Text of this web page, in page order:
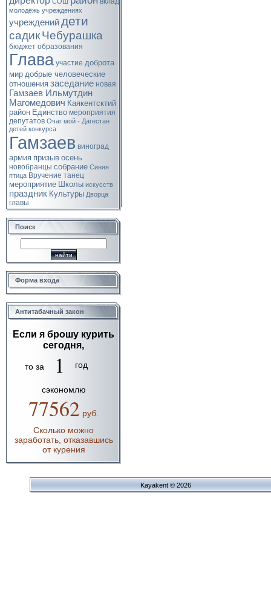
молодёжь учреждениях
учрежденийдети
садикЧебурашка
бюджет образования
Глава участие доброта
мир добрые человеческие
отношения заседание новая
Гамзаев Ильмутдин
Магомедович Каякентсктий
район Единство мероприятия
депутатов Очаг мой - Дагестан
детей конкурса
Гамзаев виноград
армия призыв осень
новобранцы собрание Синяя
птица Вручение танец
мероприятие Школы искусств
праздник Культуры Дворца
главы
Поиск
Форма входа
Антитабачный закон
Если я брошу курить
сегодня,
то за 1 год
сэкономлю
77562 руб.
Сколько можно
заработать, отказавшись
от курения
Kayakent © 2026